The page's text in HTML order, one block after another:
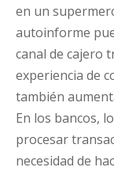
en un
autoinforme
canal de cajero
experiencia de
también
En los bancos,
procesar
necesidad de